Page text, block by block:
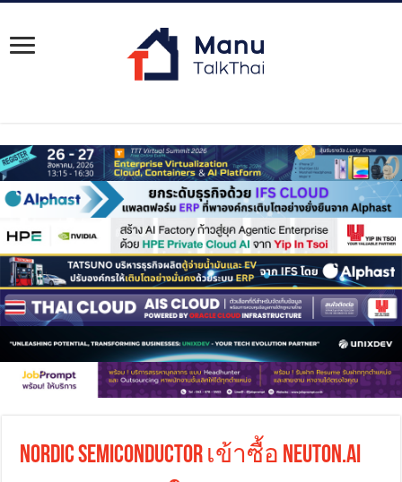
Nordic Semiconductor เข้าซื้อ Neuton.AI